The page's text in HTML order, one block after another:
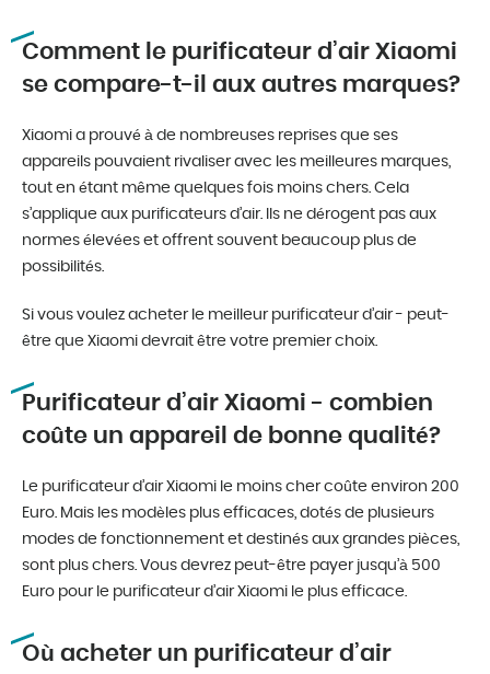
Comment le purificateur d’air Xiaomi
se compare-t-il aux autres marques?
Xiaomi a prouvé à de nombreuses reprises que ses
appareils pouvaient rivaliser avec les meilleures marques,
tout en étant même quelques fois moins chers. Cela
s’applique aux purificateurs d’air. Ils ne dérogent pas aux
normes élevées et offrent souvent beaucoup plus de
possibilités.
Si vous voulez acheter le meilleur purificateur d’air - peut-
être que Xiaomi devrait être votre premier choix.
Purificateur d’air Xiaomi - combien
coûte un appareil de bonne qualité?
Le purificateur d’air Xiaomi le moins cher coûte environ 200
Euro. Mais les modèles plus efficaces, dotés de plusieurs
modes de fonctionnement et destinés aux grandes pièces,
sont plus chers. Vous devrez peut-être payer jusqu’à 500
Euro pour le purificateur d’air Xiaomi le plus efficace.
Où acheter un purificateur d’air